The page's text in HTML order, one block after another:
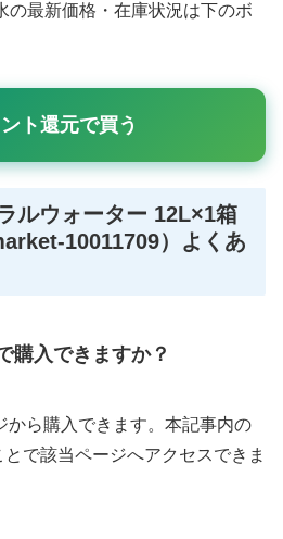
の最新価格・在庫状況は下のボ
ト還元で買う
ルウォーター 12L×1箱
10011709）よくあ
購入できますか？
から購入できます。本記事内の
で該当ページへアクセスできま